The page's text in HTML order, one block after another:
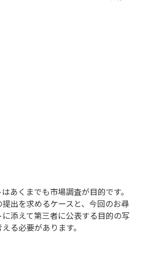
あくまでも市場調査が目的です。
出を求めるケースと、今回のお尋
添えて第三者に公表する目的の写
る必要があります。